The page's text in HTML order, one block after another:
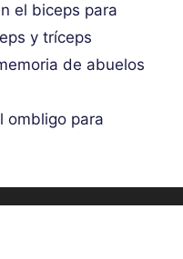
el biceps para
y tríceps
de abuelos
ombligo para